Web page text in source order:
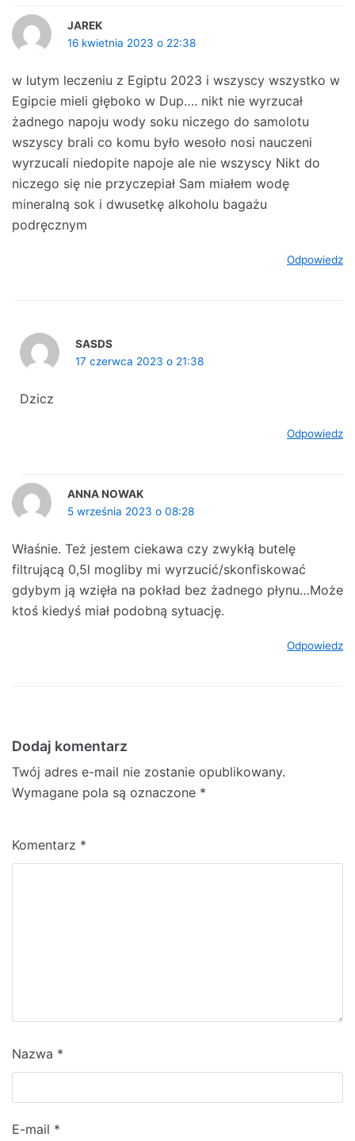
JAREK
16 kwietnia 2023 o 22:38
w lutym leczeniu z Egiptu 2023 i wszyscy wszystko w
Egipcie mieli głęboko w Dup…. nikt nie wyrzucał
żadnego napoju wody soku niczego do samolotu
wszyscy brali co komu było wesoło nosi nauczeni
wyrzucali niedopite napoje ale nie wszyscy Nikt do
niczego się nie przyczepiał Sam miałem wodę
mineralną sok i dwusetkę alkoholu bagażu
podręcznym
Odpowiedz
SASDS
17 czerwca 2023 o 21:38
Dzicz
Odpowiedz
ANNA NOWAK
5 września 2023 o 08:28
Właśnie. Też jestem ciekawa czy zwykłą butelę
filtrującą 0,5l mogliby mi wyrzucić/skonfiskować
gdybym ją wzięła na pokład bez żadnego płynu…Może
ktoś kiedyś miał podobną sytuację.
Odpowiedz
Dodaj komentarz
Twój adres e-mail nie zostanie opublikowany.
Wymagane pola są oznaczone *
Komentarz *
Nazwa *
E-mail *